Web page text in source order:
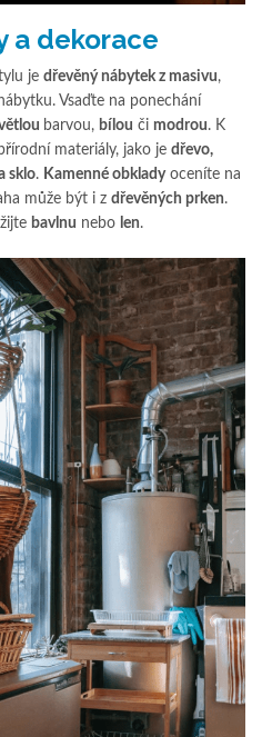
a dekorace
je dřevěný nábytek z masivu,
Vsaďte na ponechání
barvou, bílou či modrou. K
materiály, jako je dřevo,
sklo. Kamenné obkladyoceníte na
může být i z dřevěných prken.
bavlnu nebo len.